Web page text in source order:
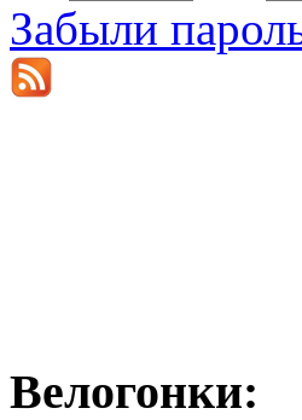
Забыли
Велогонки: